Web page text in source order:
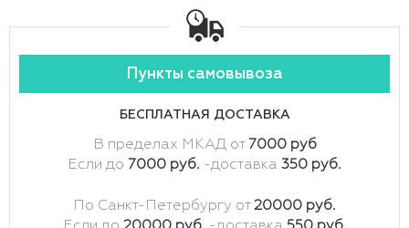
Пункты самовывоза
БЕСПЛАТНАЯ ДОСТАВКА
В пределах МКАД от 7000 руб
Если до 7000 руб. -доставка 350 руб.
По Санкт-Петербургу от20000 руб.